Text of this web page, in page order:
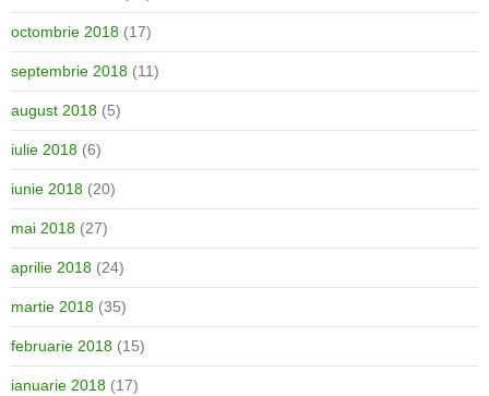
octombrie 2018 (17)
septembrie 2018 (11)
august 2018 (5)
iulie 2018 (6)
iunie 2018 (20)
mai 2018 (27)
aprilie 2018 (24)
martie 2018 (35)
februarie 2018 (15)
ianuarie 2018 (17)